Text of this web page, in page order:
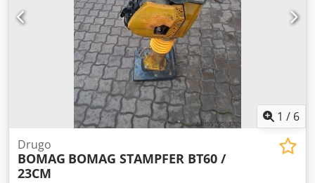
1 / 6
Drugo
BOMAG BOMAG STAMPFER BT60 /
23CM